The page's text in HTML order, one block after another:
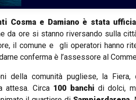
Cosma e Damiano è stata
da ore si stanno riversando sulla
il comune e gli operatori hanno
conferma è l’assessore al
della comunità pugliese, la Fiera,
attesa. Circa 100 banchi di dolci,